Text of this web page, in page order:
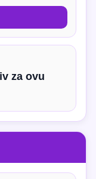
za ovu